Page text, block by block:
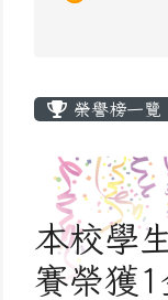
主內容區
榮譽榜一覽
本校學
賽榮獲